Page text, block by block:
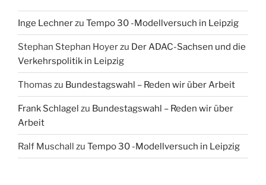
Inge Lechnerzu Tempo 30 -Modellversuch in Leipzig
Stephan Stephan Hoyerzu Der ADAC-Sachsen und die
Verkehrspolitik in Leipzig
Thomas zu Bundestagswahl – Reden wir über Arbeit
Frank Schlagel zu Bundestagswahl – Reden wir über
Arbeit
Ralf Muschall zu Tempo 30 -Modellversuch in Leipzig